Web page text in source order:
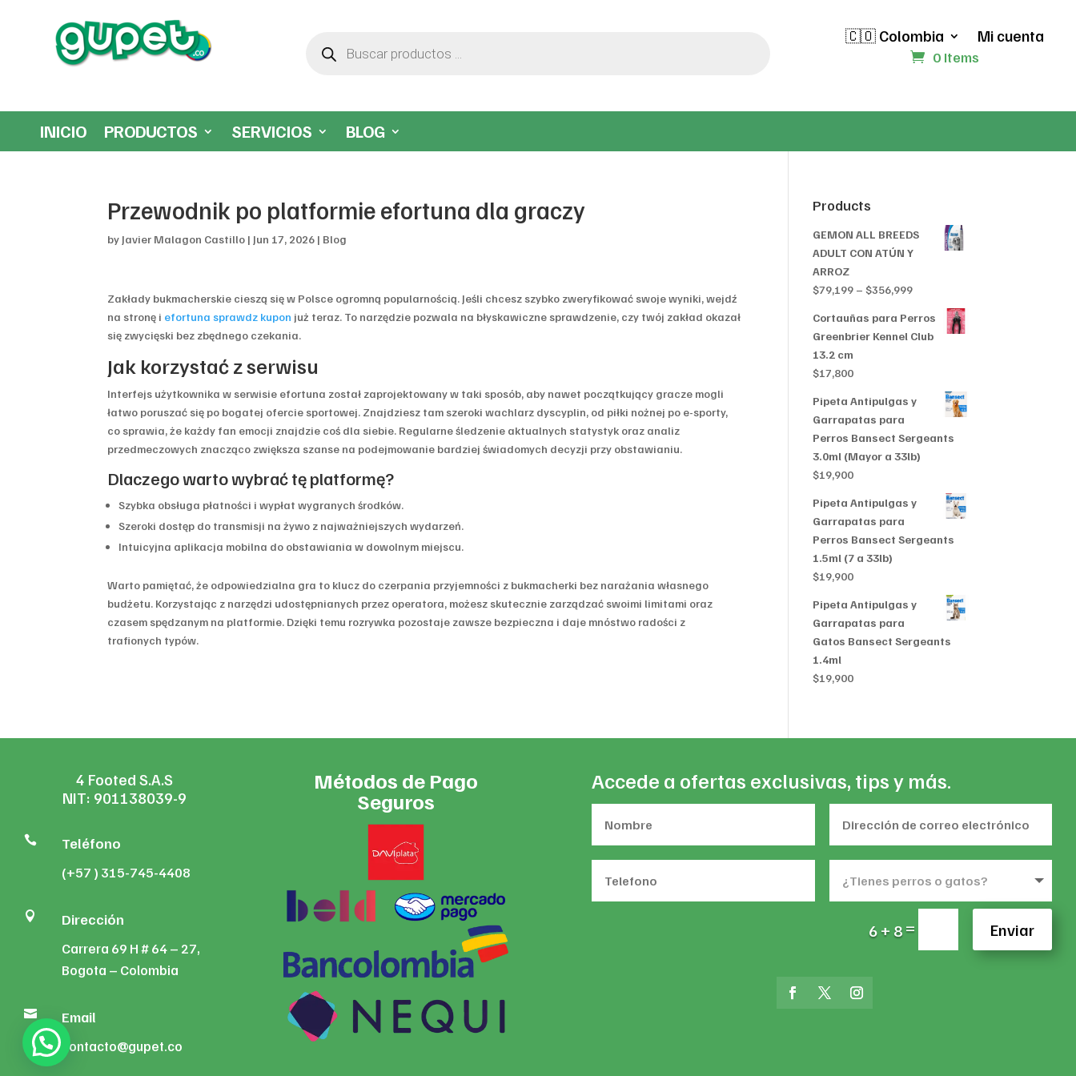
productos
🇨🇴 Colombia Mi cuenta
0 Items
INICIO PRODUCTOS SERVICIOS BLOG
Przewodnik po platformie efortuna dla graczy
by Javier Malagon Castillo | Jun 17, 2026 | Blog
Zakłady bukmacherskie cieszą się w Polsce ogromną popularnością. Jeśli chcesz szybko zweryfikować swoje wyniki, wejdź
na stronę i efortuna sprawdz kupon już teraz. To narzędzie pozwala na błyskawiczne sprawdzenie, czy twój zakład okazał
się zwycięski bez zbędnego czekania.
Jak korzystać z serwisu
Interfejs użytkownika w serwisie efortuna został zaprojektowany w taki sposób, aby nawet początkujący gracze mogli
łatwo poruszać się po bogatej ofercie sportowej. Znajdziesz tam szeroki wachlarz dyscyplin, od piłki nożnej po e-sporty,
co sprawia, że każdy fan emocji znajdzie coś dla siebie. Regularne śledzenie aktualnych statystyk oraz analiz
przedmeczowych znacząco zwiększa szanse na podejmowanie bardziej świadomych decyzji przy obstawianiu.
Dlaczego warto wybrać tę platformę?
Szybka obsługa płatności i wypłat wygranych środków.
Szeroki dostęp do transmisji na żywo z najważniejszych wydarzeń.
Intuicyjna aplikacja mobilna do obstawiania w dowolnym miejscu.
Warto pamiętać, że odpowiedzialna gra to klucz do czerpania przyjemności z bukmacherki bez narażania własnego
budżetu. Korzystając z narzędzi udostępnianych przez operatora, możesz skutecznie zarządzać swoimi limitami oraz
czasem spędzanym na platformie. Dzięki temu rozrywka pozostaje zawsze bezpieczna i daje mnóstwo radości z
trafionych typów.
Products
GEMON ALL BREEDS
ADULT CON ATÚN Y
ARROZ
$79,199 – $356,999Price
range:
$79,199
through
Cortauñas para Perros
Greenbrier Kennel Club
13.2 cm
$17,800
Pipeta Antipulgas y
Garrapatas para
Perros Bansect Sergeants
3.0ml (Mayor a 33lb)
$19,900
Pipeta Antipulgas y
Garrapatas para
Perros Bansect Sergeants
1.5ml (7 a 33lb)
$19,900
Pipeta Antipulgas y
Garrapatas para
Gatos Bansect Sergeants
1.4ml
$19,900
4 Footed S.A.S
NIT: 901138039-9
 Teléfono
(+57 ) 315-745-4408
 Dirección
Carrera 69 H # 64 – 27,
Bogota – Colombia
 Email
contacto@gupet.co
Métodos de Pago
Seguros
Accede a ofertas exclusivas, tips y más.
6 + 8= Enviar